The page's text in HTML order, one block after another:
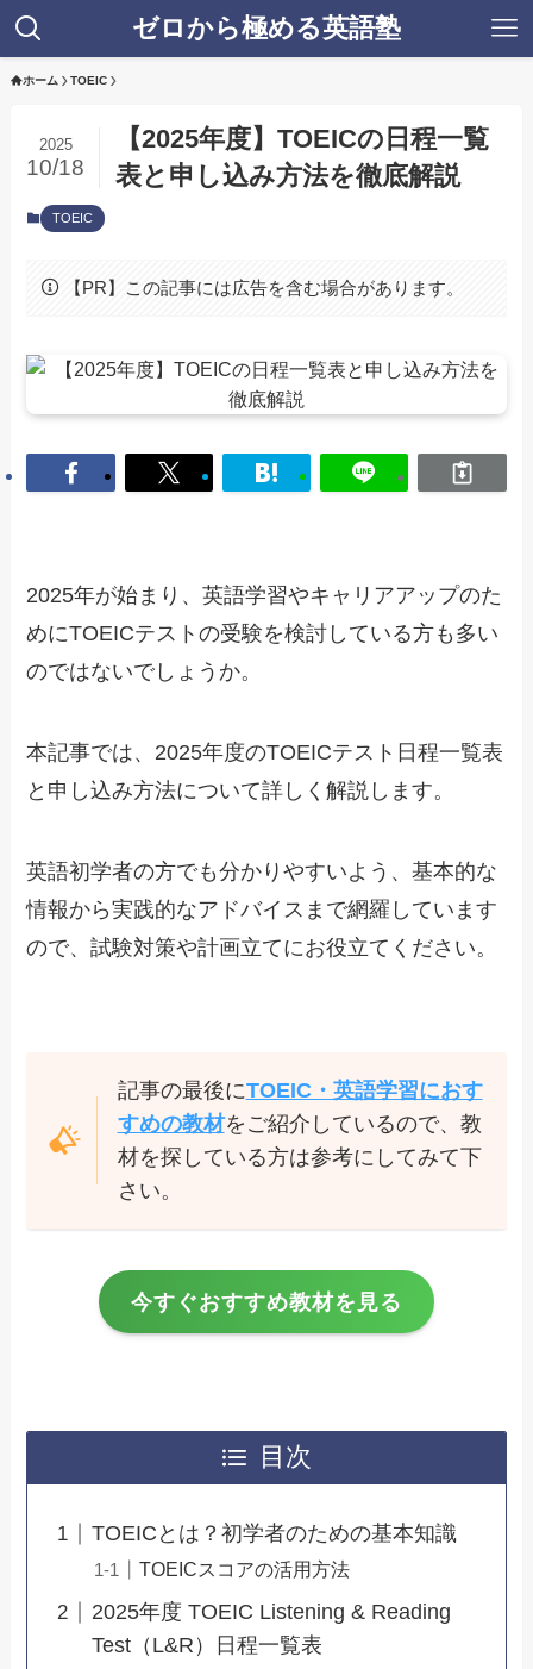
ゼロから極める英語塾
ホーム TOEIC
【2025年度】TOEICの日程一覧
表と申し込み方法を徹底解説
2025
10/18
TOEIC
【PR】この記事には広告を含む場合があります。
2025年が始まり、英語学習やキャリアアップのた
めにTOEICテストの受験を検討している方も多い
のではないでしょうか。
本記事では、2025年度のTOEICテスト日程一覧表
と申し込み方法について詳しく解説します。
英語初学者の方でも分かりやすいよう、基本的な
情報から実践的なアドバイスまで網羅しています
ので、試験対策や計画立てにお役立てください。
記事の最後にTOEIC・英語学習におす
すめの教材をご紹介しているので、教
材を探している方は参考にしてみて下
さい。
今すぐおすすめ教材を見る
目次
TOEICとは？初学者のための基本知識
TOEICスコアの活用方法
2025年度 TOEIC Listening & Reading
Test（L&R）日程一覧表